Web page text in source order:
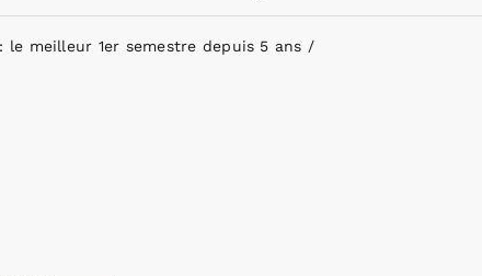
le meilleur 1er semestre depuis 5 ans